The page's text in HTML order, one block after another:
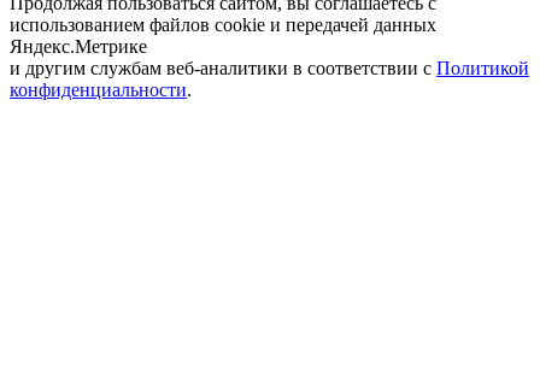
использованием файлов cookie и передачей данных
Яндекс.Метрике
и другим службам веб-аналитики в соответствии с Политикой
конфиденциальности.